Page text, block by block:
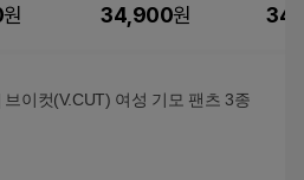
원
뒷밴딩 슬랙스 26TSP4
34,900원
뒷밴
브이컷(V.CUT) 여성 기모 팬츠 3종